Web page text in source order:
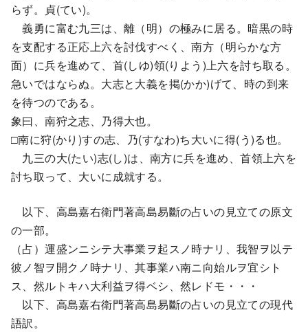
らず。貞(てい)。
義勇に富む九三は、離（明）の極みに居る。暗黒の時
を支配する正応上六を討伐すべく、南方（明らかな方
面）に兵を進めて、首(しゆ)領(りよう)上六を討ち取る。
急いではならぬ。大志と大義を掲(かか)げて、時の到来
を待つのである。
象曰、南狩之志、乃得大也。
□南に狩(かり)すの志、乃(すなわ)ち大いに得(う)る也。
九三の大(たい)志(し)は、南方に兵を進め、首領上六を
討ち取って、大いに成就する。
以下、高島嘉右衛門著高島易斷の占いの見立ての原文
の一部。
（占）運盛ンニシテ大事業ヲ起スノ時ナリ、我智ヲ以テ
彼ノ智ヲ開クノ時ナリ、其事業ハ南ニ向始ルヲ宜シト
ス、然ルトキハ大利益ヲ得ベシ、然レドモ・・・
以下、高島嘉右衛門著高島易斷の占いの見立ての現代
語訳。